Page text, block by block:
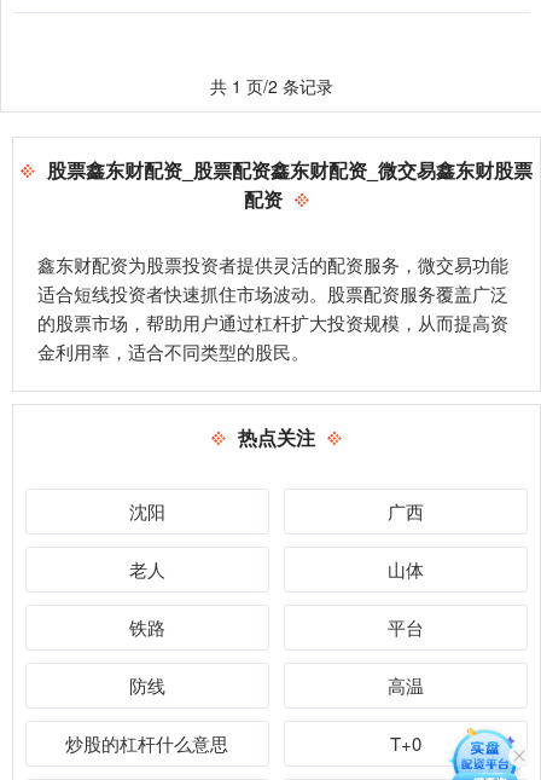
共 1 页/2 条记录
股票鑫东财配资_股票配资鑫东财配资_微交易鑫东财股票
配资
鑫东财配资为股票投资者提供灵活的配资服务，微交易功能
适合短线投资者快速抓住市场波动。股票配资服务覆盖广泛
的股票市场，帮助用户通过杠杆扩大投资规模，从而提高资
金利用率，适合不同类型的股民。
热点关注
沈阳 广西
老人 山体
铁路 平台
防线 高温
炒股的杠杆什么意思 T+0